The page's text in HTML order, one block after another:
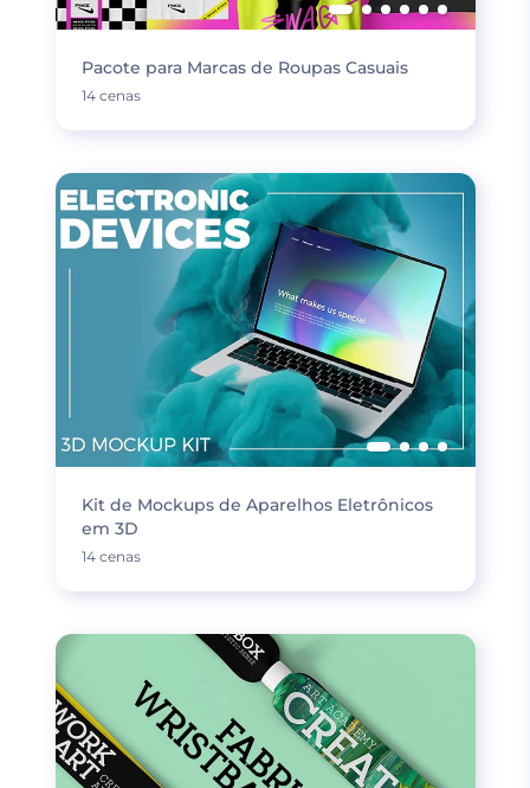
Pacote para Marcas de Roupas Casuais
14 cenas
Kit de Mockups de Aparelhos Eletrônicos
em 3D
14 cenas